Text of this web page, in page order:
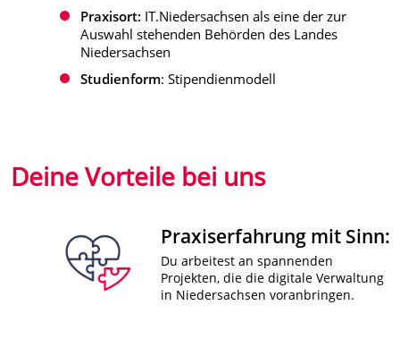
Praxisort: IT.Niedersachsen als eine der zur
Auswahl stehenden Behörden des Landes
Niedersachsen
Studienform: Stipendienmodell
Deine Vorteile bei uns
Praxiserfahrung mit Sinn:
Du arbeitest an spannenden
Projekten, die die digitale Verwaltung
in Niedersachsen voranbringen.